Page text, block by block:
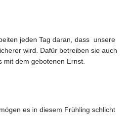
jeden Tag daran, dass unsere
wird. Dafür betreiben sie auch
mit dem gebotenen Ernst.
es in diesem Frühling schlicht